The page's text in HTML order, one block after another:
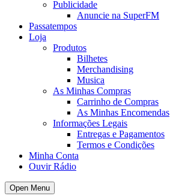
Publicidade
Anuncie na SuperFM
Passatempos
Loja
Produtos
Bilhetes
Merchandising
Musica
As Minhas Compras
Carrinho de Compras
As Minhas Encomendas
Informações Legais
Entregas e Pagamentos
Termos e Condições
Minha Conta
Ouvir Rádio
Open Menu